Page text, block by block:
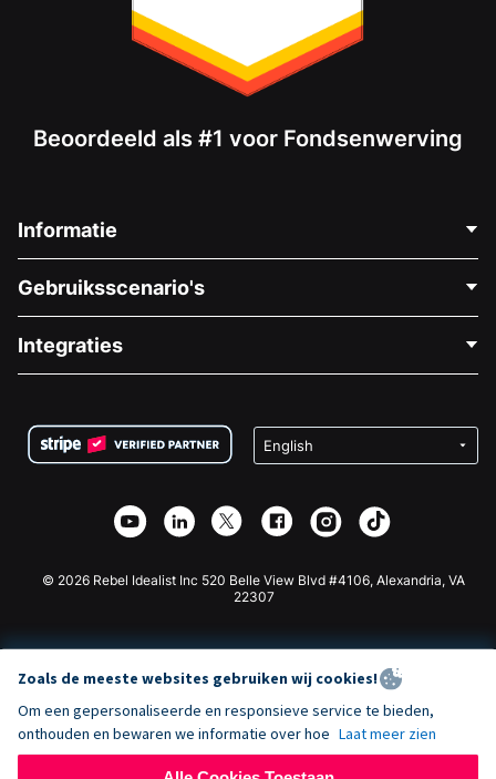
Beoordeeld als #1 voor Fondsenwerving
Informatie
Over Ons
Vacatures
Privacy
Affiliate Partnerschap
Gebruiksscenario's
Medische Fondsenwerving
Goede Doelen Fondsenwerving
Integraties
Wix Donatie Plugin
Webflow Donatie App
Joomla Donatie
© 2026 Rebel Idealist Inc 520 Belle View Blvd #4106, Alexandria, VA
22307
Zoals de meeste websites gebruiken wij cookies!
Om een gepersonaliseerde en responsieve service te bieden,
onthouden en bewaren we informatie over hoe Laat meer zien